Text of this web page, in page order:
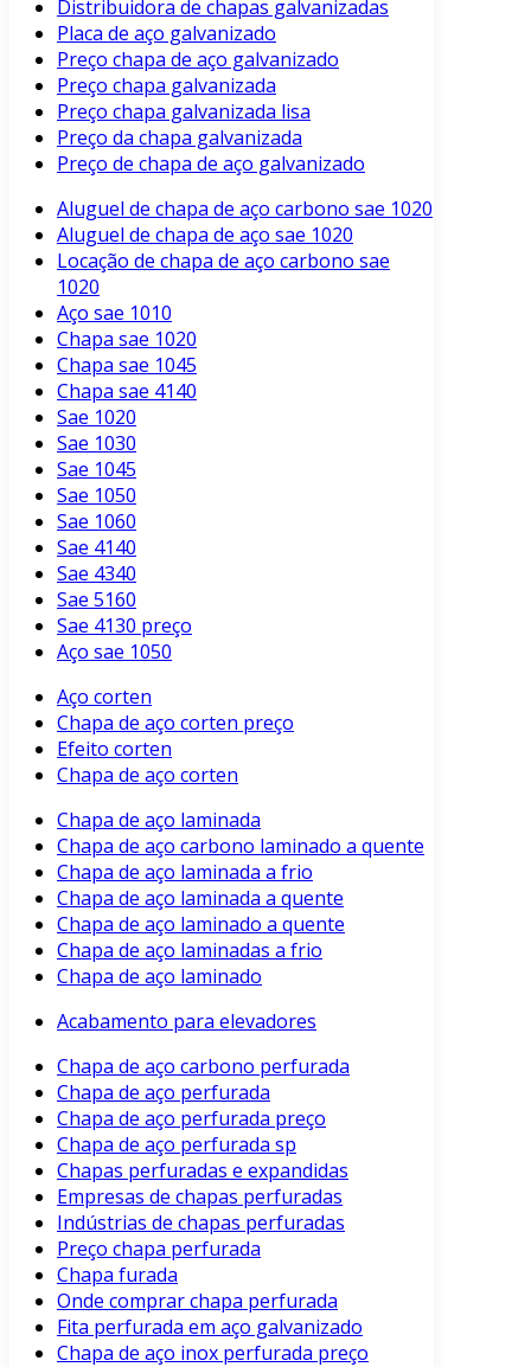
Distribuidora de chapas galvanizadas
Placa de aço galvanizado
Preço chapa de aço galvanizado
Preço chapa galvanizada
Preço chapa galvanizada lisa
Preço da chapa galvanizada
Preço de chapa de aço galvanizado
Aluguel de chapa de aço carbono sae 1020
Aluguel de chapa de aço sae 1020
Locação de chapa de aço carbono sae
1020
Aço sae 1010
Chapa sae 1020
Chapa sae 1045
Chapa sae 4140
Sae 1020
Sae 1030
Sae 1045
Sae 1050
Sae 1060
Sae 4140
Sae 4340
Sae 5160
Sae 4130 preço
Aço sae 1050
Aço corten
Chapa de aço corten preço
Efeito corten
Chapa de aço corten
Chapa de aço laminada
Chapa de aço carbono laminado a quente
Chapa de aço laminada a frio
Chapa de aço laminada a quente
Chapa de aço laminado a quente
Chapa de aço laminadas a frio
Chapa de aço laminado
Acabamento para elevadores
Chapa de aço carbono perfurada
Chapa de aço perfurada
Chapa de aço perfurada preço
Chapa de aço perfurada sp
Chapas perfuradas e expandidas
Empresas de chapas perfuradas
Indústrias de chapas perfuradas
Preço chapa perfurada
Chapa furada
Onde comprar chapa perfurada
Fita perfurada em aço galvanizado
Chapa de aço inox perfurada preço